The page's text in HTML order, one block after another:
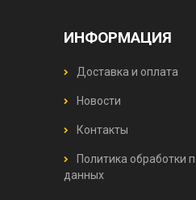
ИНФОРМАЦИЯ
Доставка и оплата
Новости
Контакты
Политика обработки
данных